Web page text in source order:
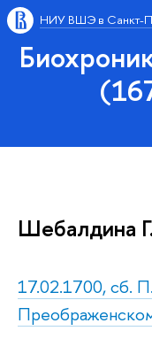
НИУ ВШЭ в Санкт-
Шебалдина
17.02.1700, сб.